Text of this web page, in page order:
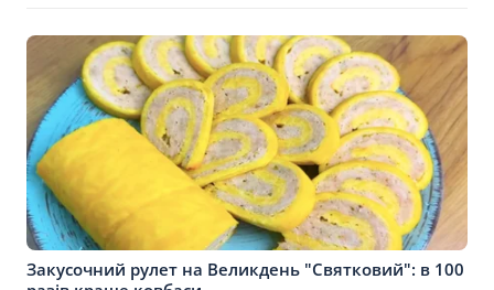
Закусочний рулет на Великдень "Святковий": в 100